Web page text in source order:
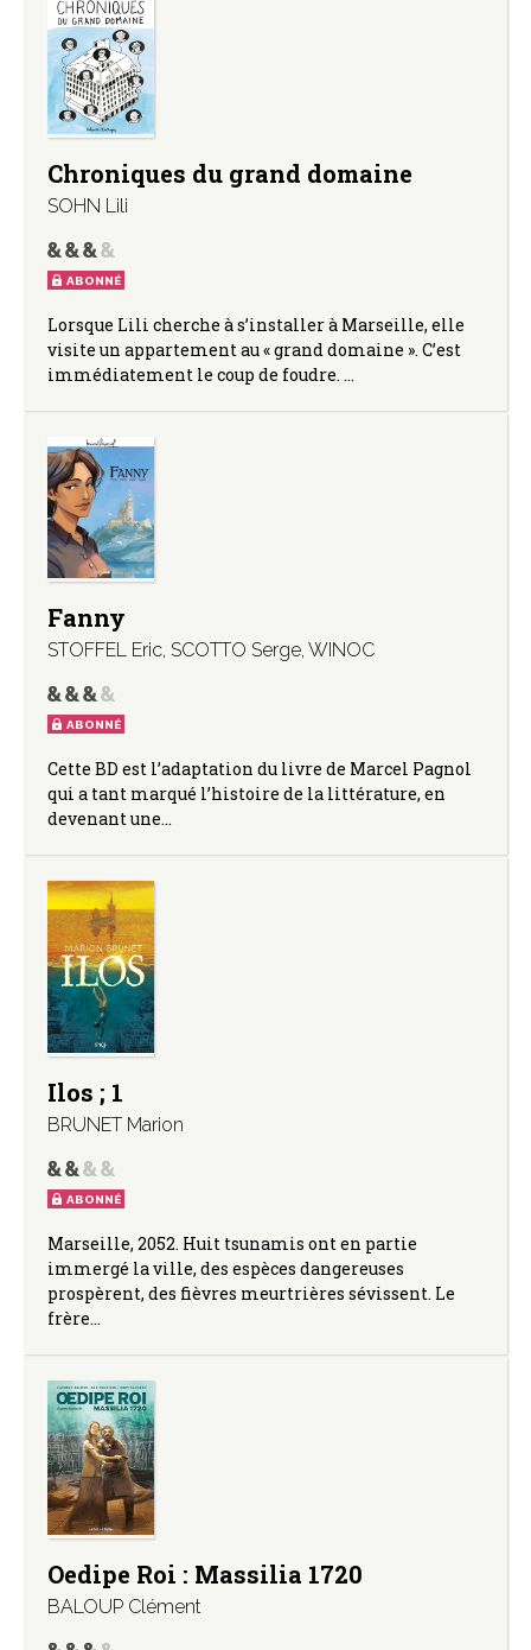
Chroniques du grand domaine
SOHN Lili
ABONNÉ
Lorsque Lili cherche à s’installer à Marseille, elle
visite un appartement au « grand domaine ». C’est
immédiatement le coup de foudre. …
Fanny
STOFFEL Eric, SCOTTO Serge, WINOC
ABONNÉ
Cette BD est l’adaptation du livre de Marcel Pagnol
qui a tant marqué l’histoire de la littérature, en
devenant une…
Ilos ; 1
BRUNET Marion
ABONNÉ
Marseille, 2052. Huit tsunamis ont en partie
immergé la ville, des espèces dangereuses
prospèrent, des fièvres meurtrières sévissent. Le
frère…
Oedipe Roi : Massilia 1720
BALOUP Clément